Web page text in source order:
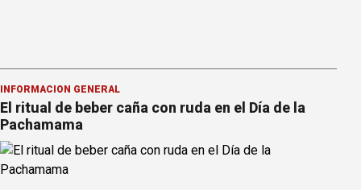
INFORMACION GENERAL
El ritual de beber caña con ruda en el Día de la
Pachamama